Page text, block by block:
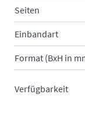
Seiten
Einbandart
Format (BxH in
Verfügbarkeit